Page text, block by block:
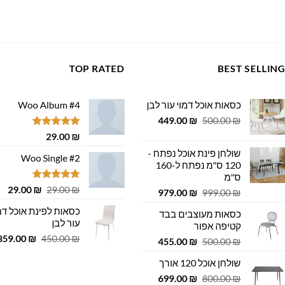
BEST SELLING
כסאות אוכל דמוי עור לבן
500.00₪
המחיר
500.00 ₪.
449.00 ₪
המחיר
449.00 ₪.שולחן פינת אוכל נפתח -
120 ס"מ נפתח ל-160
ס"מ
999.00₪
המחיר
היה:
999.00 ₪.
979.00 ₪
המחיר
כסאות מעוצבים בבד
קטיפה אפור
500.00₪
המחיר
היה:
500.00 ₪.
455.00 ₪
המחיר
455.00 ₪.
שולחן אוכל 120 אורך
800.00₪
המחיר
699.00 ₪
המחיר
TOP RATED
Woo Album #4
דורג5.00
29.00 ₪
Woo Single #2
דורג4.75
29.00₪
המחיר
היה:
29.00 ₪
כסאות לפינת אוכל
עור לבן
450.00₪
המחיר
₪